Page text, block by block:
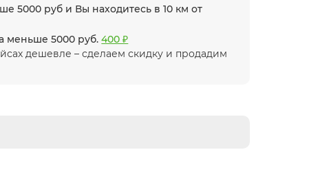
5000 руб и Вы находитесь в 10 км от
меньше 5000 руб.400 ₽
дешевле – сделаем скидку и продадим